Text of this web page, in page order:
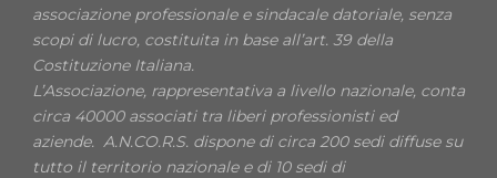
associazione professionale e sindacale datoriale, senza
scopi di lucro, costituita in base all’art. 39 della
Costituzione Italiana.
L’Associazione, rappresentativa a livello nazionale, conta
circa 40000 associati tra liberi professionisti ed
aziende. A.N.CO.R.S. dispone di circa 200 sedi diffuse su
tutto il territorio nazionale e di 10 sedi di